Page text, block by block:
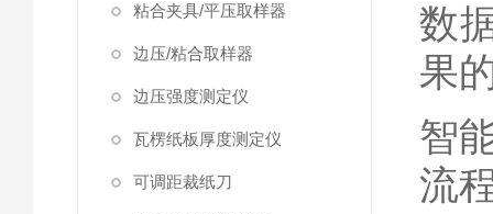
粘合夹具/平压取样器
边压/粘合取样器
边压强度测定仪
瓦楞纸板厚度测定仪
可调距裁纸刀
数
果
智
流